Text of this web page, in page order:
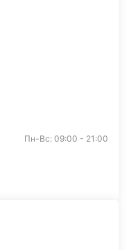
Пн-Вс: 09:00 - 21:00